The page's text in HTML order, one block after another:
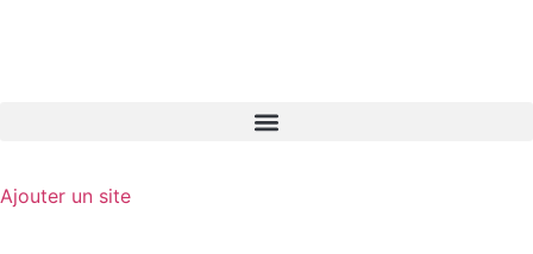
Ajouter un site